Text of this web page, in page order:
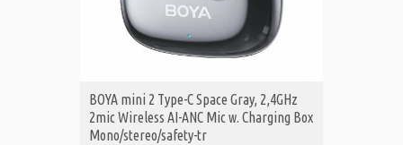
BOYA mini 2 Type-C Space Gray, 2,4GHz
2mic Wireless AI-ANC Mic w. Charging Box
Mono/stereo/safety-tr